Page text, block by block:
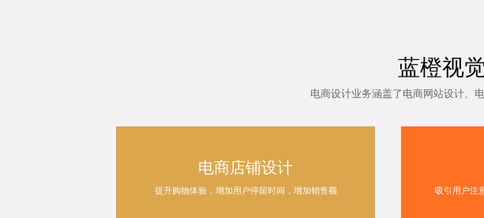
蓝橙视
电商设计业务涵盖了电商网站设计、
电商店铺设计
提升购物体验，增加用户停留时间，增加销售额 吸引用户注